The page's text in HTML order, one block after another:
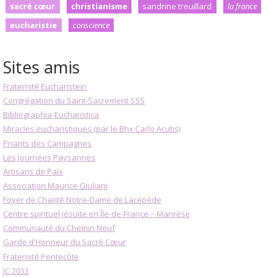
sacré cœur
christianisme sandrine treuillard
la france
eucharistie
conscience
Sites amis
Fraternité Eucharistein
Congrégation du Saint-Sacrement SSS
Bibliographia-Eucharistica
Miracles eucharistiques (par le Bhx Carlo Acutis)
Priants des Campagnes
Les Journées Paysannes
Artisans de Paix
Association Maurice Giuliani
Foyer de Charité Notre-Dame de Lacépède
Centre spirituel jésuite en Île-de-France – Manrèse
Communauté du Chemin Neuf
Garde d'Honneur du Sacré Cœur
Fraternité Pentecôte
JC 2033